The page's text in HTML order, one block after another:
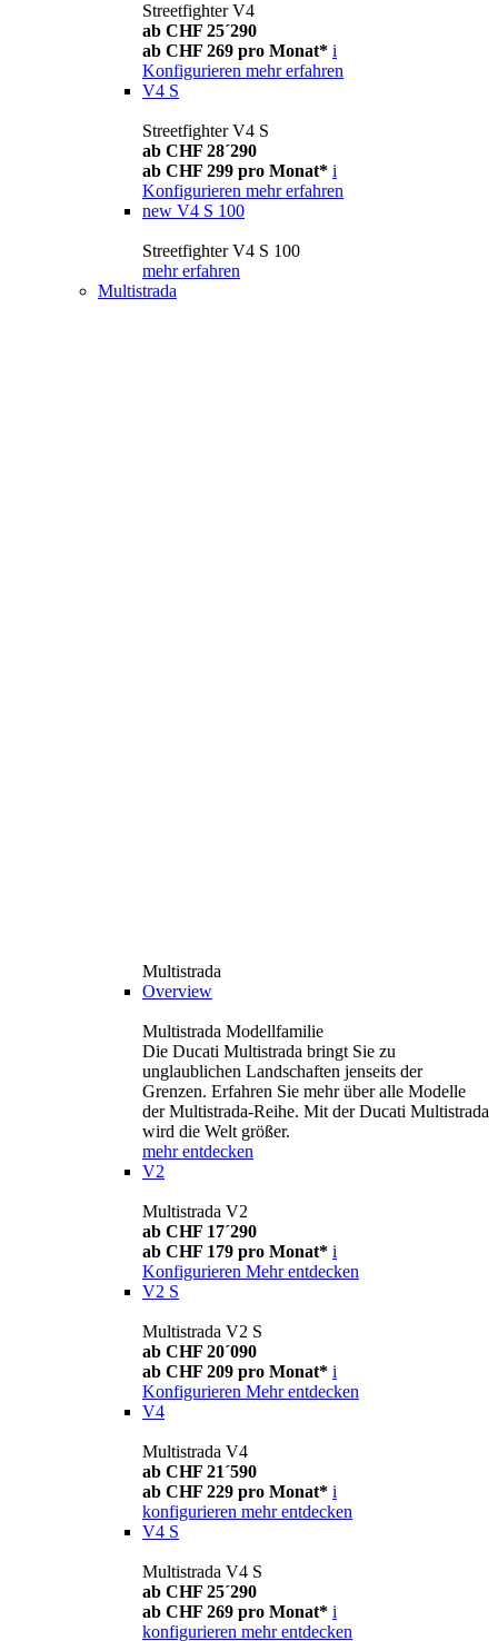
Streetfighter V4
ab CHF 25´290
ab CHF 269 pro Monat* i
Konfigurieren mehr erfahren
V4 S
Streetfighter V4 S
ab CHF 28´290
ab CHF 299 pro Monat* i
Konfigurieren mehr erfahren
new V4 S 100
Streetfighter V4 S 100
mehr erfahren
Multistrada
Multistrada
Overview
Multistrada Modellfamilie
Die Ducati Multistrada bringt Sie zu
unglaublichen Landschaften jenseits der
Grenzen. Erfahren Sie mehr über alle Modelle
der Multistrada-Reihe. Mit der Ducati Multistrada
wird die Welt größer.
mehr entdecken
V2
Multistrada V2
ab CHF 17´290
ab CHF 179 pro Monat* i
Konfigurieren Mehr entdecken
V2 S
Multistrada V2 S
ab CHF 20´090
ab CHF 209 pro Monat* i
Konfigurieren Mehr entdecken
V4
Multistrada V4
ab CHF 21´590
ab CHF 229 pro Monat* i
konfigurieren mehr entdecken
V4 S
Multistrada V4 S
ab CHF 25´290
ab CHF 269 pro Monat* i
konfigurieren mehr entdecken